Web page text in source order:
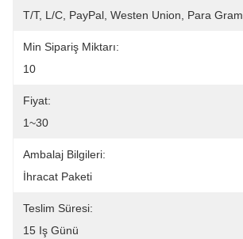
T/T, L/C, PayPal, Westen Union, Para Gram
Min Sipariş Miktarı:
10
Fiyat:
1~30
Ambalaj Bilgileri:
İhracat Paketi
Teslim Süresi:
15 Iş Günü